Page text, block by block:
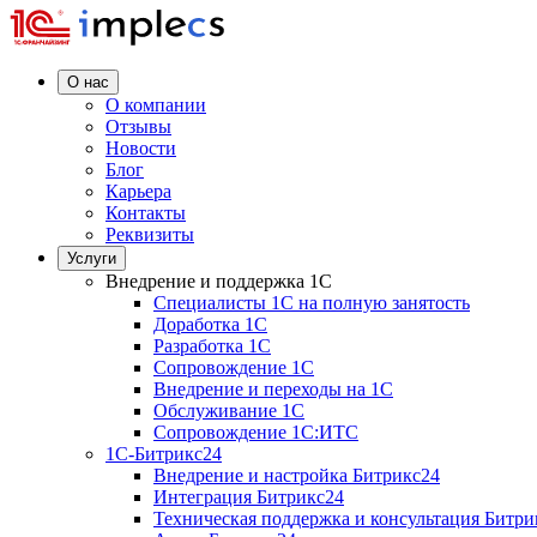
О нас
О компании
Отзывы
Новости
Блог
Карьера
Контакты
Реквизиты
Услуги
Внедрение и поддержка 1C
Специалисты 1C на полную занятость
Доработка 1C
Разработка 1C
Сопровождение 1C
Внедрение и переходы на 1C
Обслуживание 1C
Сопровождение 1C:ИТС
1С-Битрикс24
Внедрение и настройка Битрикс24
Интеграция Битрикс24
Техническая поддержка и консультация